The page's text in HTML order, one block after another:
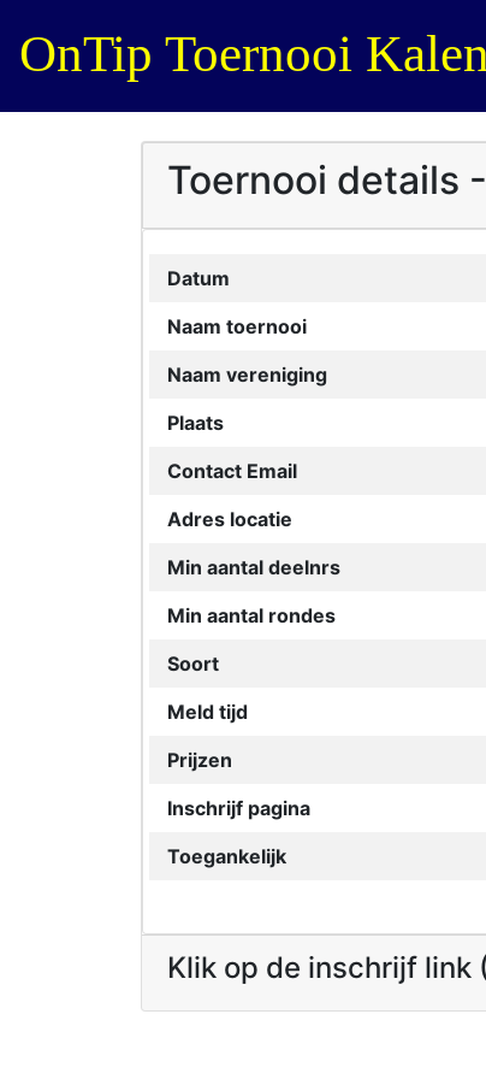
OnTip Toernooi
Toernooi details
Datum
Naam toernooi
Naam vereniging
Plaats
Contact Email
Adres locatie
Min aantal deelnrs
Min aantal rondes
Soort
Meld tijd
Prijzen
Inschrijf pagina
Toegankelijk
Klik op de inschrijf link